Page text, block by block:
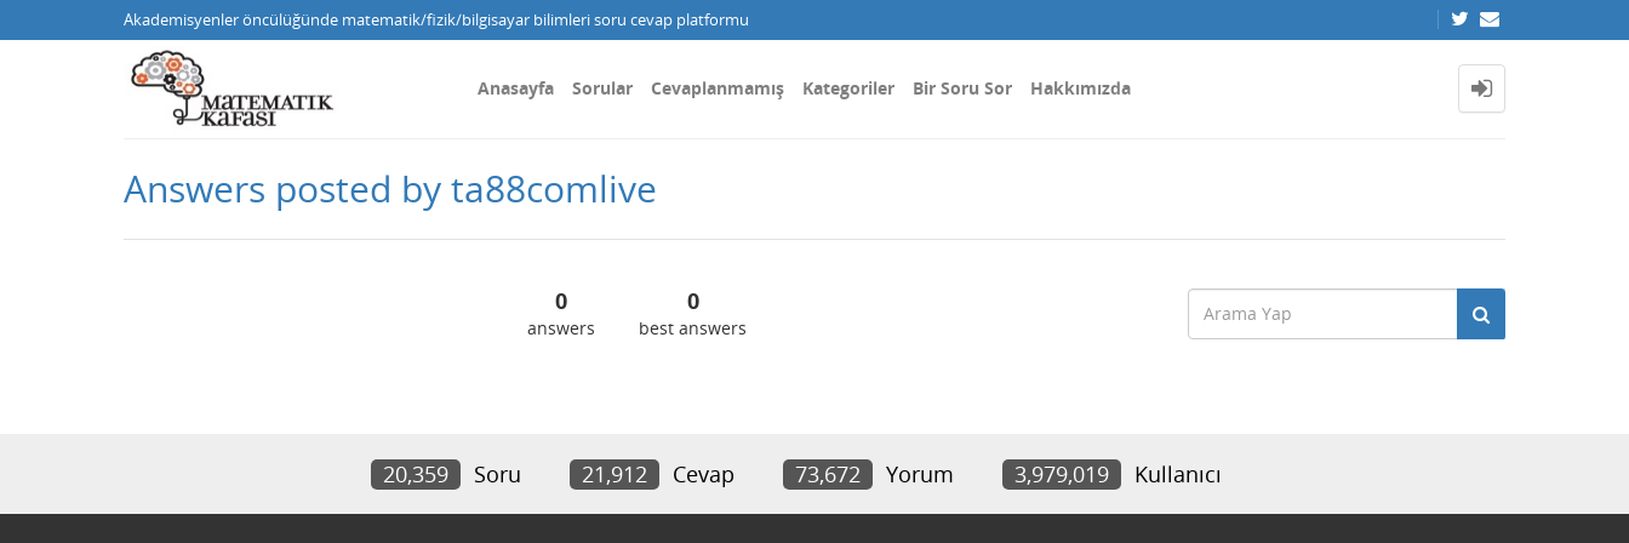
Akademisyenler öncülüğünde matematik/fizik/bilgisayar bilimleri soru cevap platformu
Anasayfa Sorular Cevaplanmamış Kategoriler Bir Soru Sor Hakkımızda
Answers posted by ta88comlive
0
answers
0
best answers
20,359 Soru 21,912 Cevap 73,672 Yorum 3,979,019 Kullanıcı